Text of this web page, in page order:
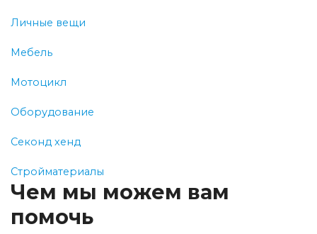
Личные вещи
Мебель
Мотоцикл
Оборудование
Секонд хенд
Стройматериалы
Чем мы можем вам
помочь